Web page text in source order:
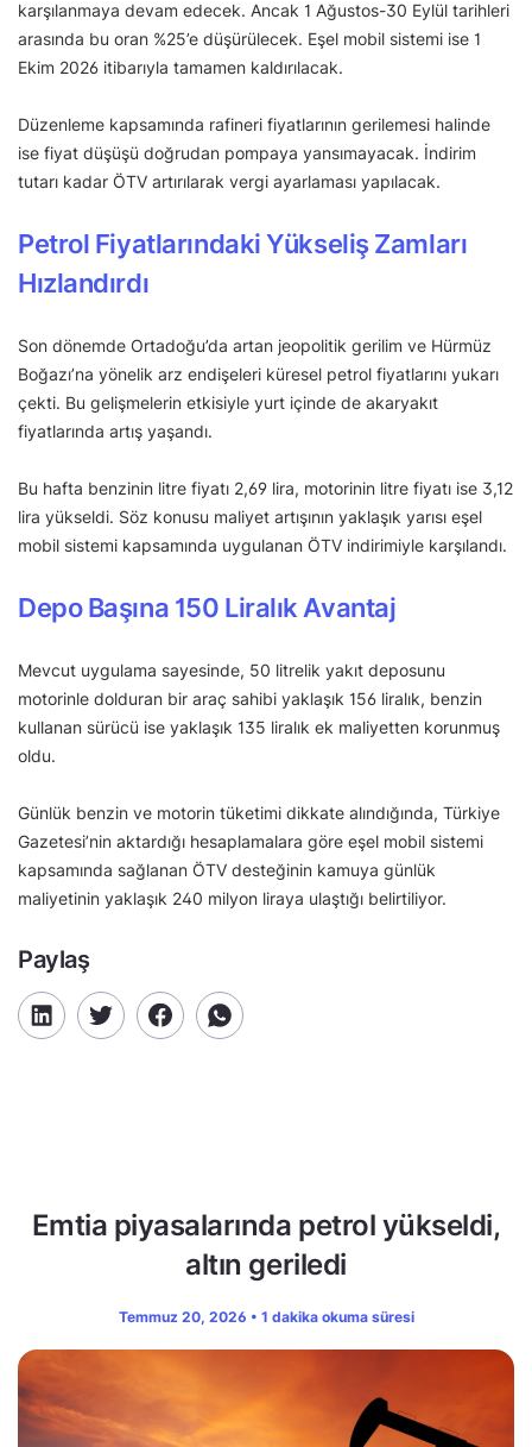
karşılanmaya devam edecek. Ancak 1 Ağustos-30 Eylül tarihleri
arasında bu oran %25’e düşürülecek. Eşel mobil sistemi ise 1
Ekim 2026 itibarıyla tamamen kaldırılacak.
Düzenleme kapsamında rafineri fiyatlarının gerilemesi halinde
ise fiyat düşüşü doğrudan pompaya yansımayacak. İndirim
tutarı kadar ÖTV artırılarak vergi ayarlaması yapılacak.
Petrol Fiyatlarındaki Yükseliş Zamları
Hızlandırdı
Son dönemde Ortadoğu’da artan jeopolitik gerilim ve Hürmüz
Boğazı’na yönelik arz endişeleri küresel petrol fiyatlarını yukarı
çekti. Bu gelişmelerin etkisiyle yurt içinde de akaryakıt
fiyatlarında artış yaşandı.
Bu hafta benzinin litre fiyatı 2,69 lira, motorinin litre fiyatı ise 3,12
lira yükseldi. Söz konusu maliyet artışının yaklaşık yarısı eşel
mobil sistemi kapsamında uygulanan ÖTV indirimiyle karşılandı.
Depo Başına 150 Liralık Avantaj
Mevcut uygulama sayesinde, 50 litrelik yakıt deposunu
motorinle dolduran bir araç sahibi yaklaşık 156 liralık, benzin
kullanan sürücü ise yaklaşık 135 liralık ek maliyetten korunmuş
oldu.
Günlük benzin ve motorin tüketimi dikkate alındığında, Türkiye
Gazetesi’nin aktardığı hesaplamalara göre eşel mobil sistemi
kapsamında sağlanan ÖTV desteğinin kamuya günlük
maliyetinin yaklaşık 240 milyon liraya ulaştığı belirtiliyor.
Paylaş
Emtia piyasalarında petrol yükseldi,
altın geriledi
Temmuz 20, 2026 • 1 dakika okuma süresi